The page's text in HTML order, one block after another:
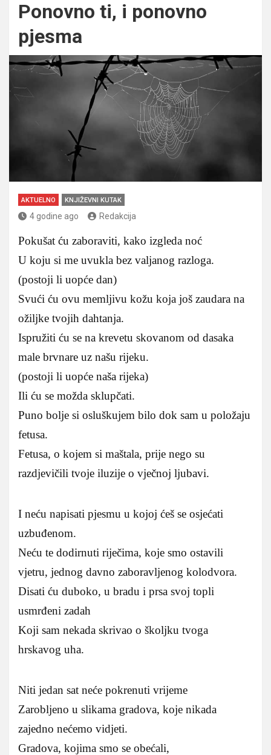
Ponovno ti, i ponovno
pjesma
AKTUELNO KNJIŽEVNI KUTAK
4 godine ago Redakcija
Pokušat ću zaboraviti, kako izgleda noć
U koju si me uvukla bez valjanog razloga.
(postoji li uopće dan)
Svući ću ovu memljivu kožu koja još zaudara na
ožiljke tvojih dahtanja.
Ispružiti ću se na krevetu skovanom od dasaka
male brvnare uz našu rijeku.
(postoji li uopće naša rijeka)
Ili ću se možda sklupčati.
Puno bolje si osluškujem bilo dok sam u položaju
fetusa.
Fetusa, o kojem si maštala, prije nego su
razdjevičili tvoje iluzije o vječnoj ljubavi.
I neću napisati pjesmu u kojoj ćeš se osjećati
uzbuđenom.
Neću te dodirnuti riječima, koje smo ostavili
vjetru, jednog davno zaboravljenog kolodvora.
Disati ću duboko, u bradu i prsa svoj topli
usmrđeni zadah
Koji sam nekada skrivao o školjku tvoga
hrskavog uha.
Niti jedan sat neće pokrenuti vrijeme
Zarobljeno u slikama gradova, koje nikada
zajedno nećemo vidjeti.
Gradova, kojima smo se obećali,